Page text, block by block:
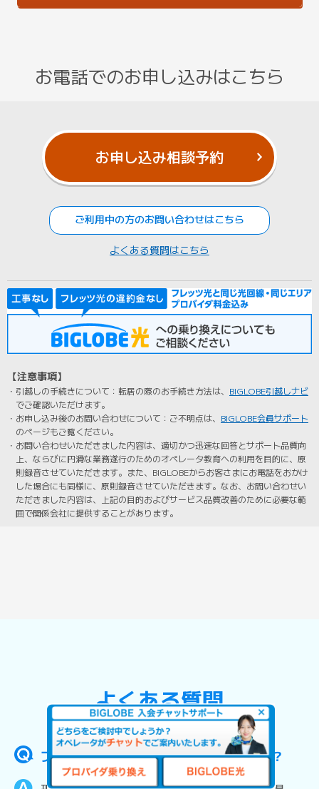
お電話でのお申し込みはこちら
お申し込み相談予約
ご利用中の方のお問い合わせはこちら
よくある質問はこちら
【注意事項】
・引越しの手続きについて：転居の際のお手続き方法は、 BIGLOBE引越しナビ
でご確認いただけます。
・お申し込み後のお問い合わせについて：ご不明点は、 BIGLOBE会員サポート
のページもご覧ください。
・お問い合わせいただきました内容は、適切かつ迅速な回答とサポート品質向
上、ならびに円滑な業務遂行のためのオペレータ教育への利用を目的に、原
則録音させていただきます。また、BIGLOBEからお客さまにお電話をおかけ
した場合にも同様に、原則録音させていただきます。なお、お問い合わせい
ただきました内容は、上記の目的およびサービス品質改善のために必要な範
囲で関係会社に提供することがあります。
よくある質問
プロバイダ乗り換えに工事は必要ですか？
BIGLOBE光